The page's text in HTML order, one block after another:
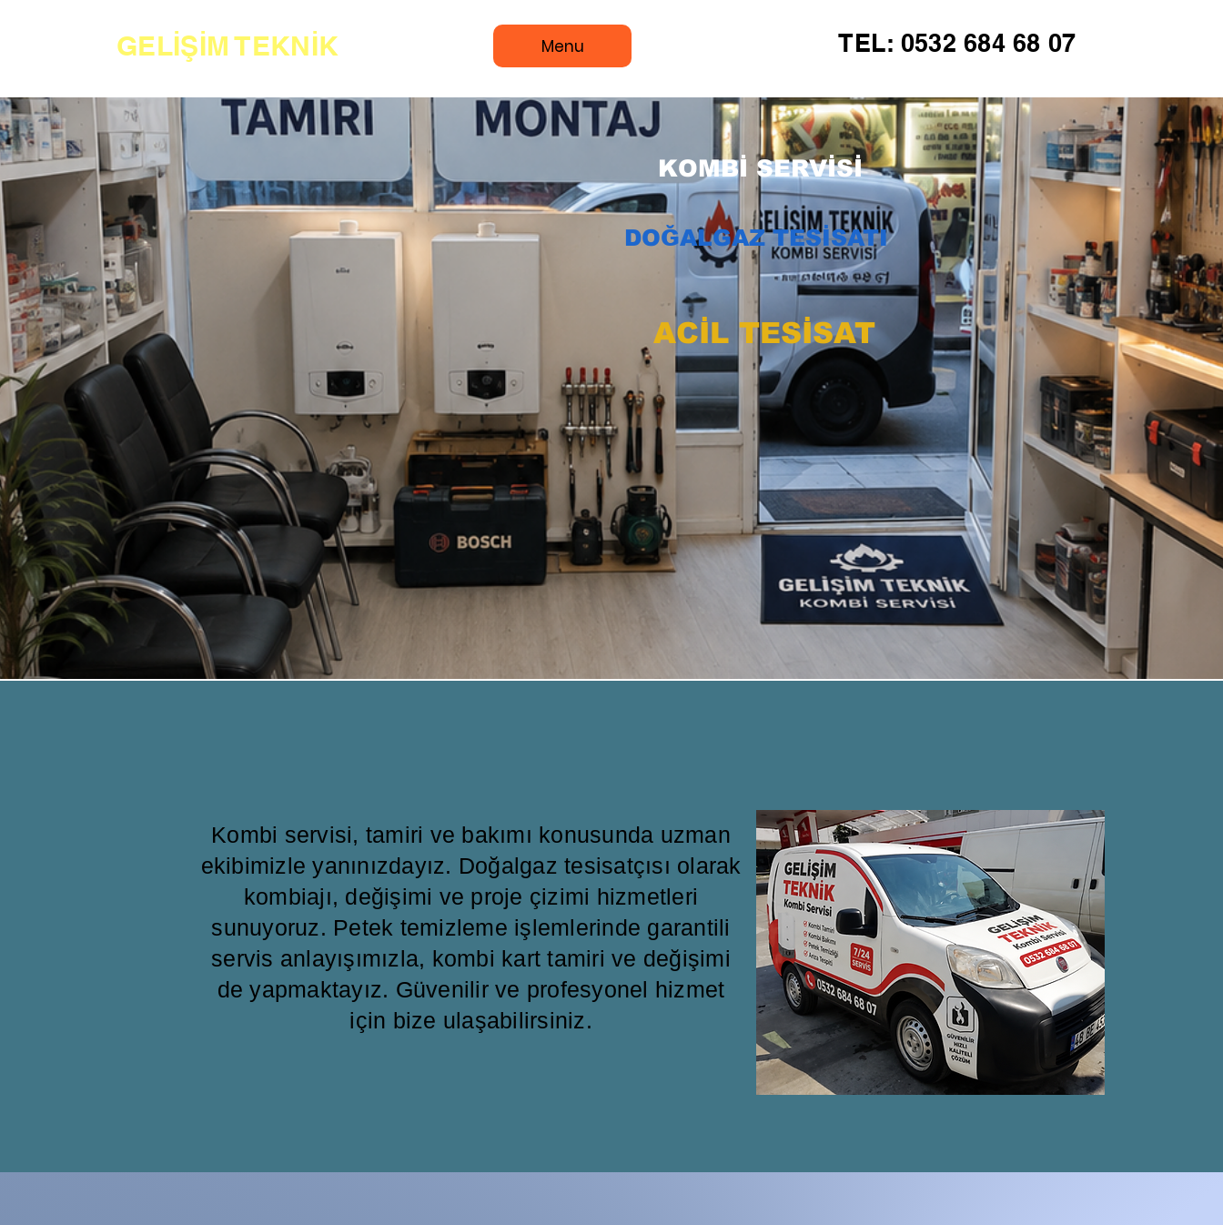
GELİŞİM TEKNİK Menu TEL: 0532 684 68 07
KOMBİ SERVİSİ
DOĞALGAZ TESİSATI
ACİL TESİSAT
Kombi servisi, tamiri ve bakımı konusunda uzman
ekibimizle yanınızdayız. Doğalgaz tesisatçısı olarak
kombiajı, değişimi ve proje çizimi hizmetleri
sunuyoruz. Petek temizleme işlemlerinde garantili
servis anlayışımızla, kombi kart tamiri ve değişimi
de yapmaktayız. Güvenilir ve profesyonel hizmet
için bize ulaşabilirsiniz.